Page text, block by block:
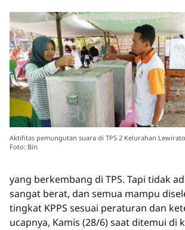
Aktifitas pemungutan suara di TPS 2 Kelurahan
Foto: Bin
yang berkembang di TPS. Tapi tidak
sangat berat, dan semua mampu
tingkat KPPS sesuai peraturan dan
ucapnya, Kamis (28/6) saat ditemui di